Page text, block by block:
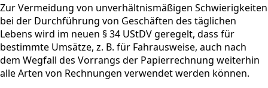
Zur Vermeidung von unverhältnismäßigen Schwierigkeiten
bei der Durchführung von Geschäften des täglichen
Lebens wird im neuen § 34 UStDV geregelt, dass für
bestimmte Umsätze, z. B. für Fahrausweise, auch nach
dem Wegfall des Vorrangs der Papierrechnung weiterhin
alle Arten von Rechnungen verwendet werden können.